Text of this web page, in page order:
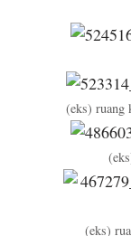
(eks) ruang
(eks)